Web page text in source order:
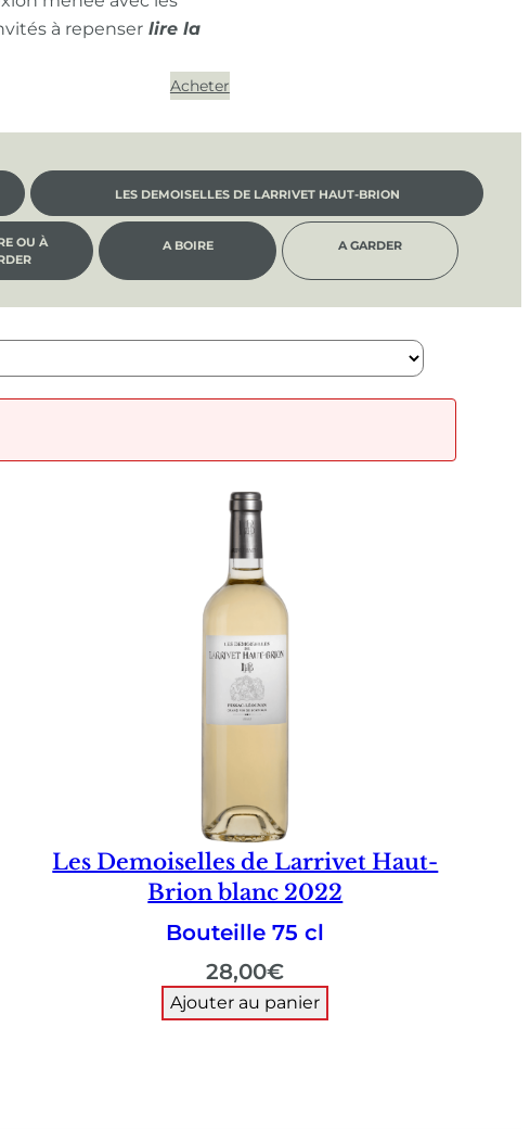
à repenser
Acheter
LES DEMOISELLES DE LARRIVET HAUT-BRION
OU À
A BOIRE A GARDER
Les Demoiselles de Larrivet Haut-
Brion blanc 2022
Bouteille 75 cl
28,00€
Ajouter au panier